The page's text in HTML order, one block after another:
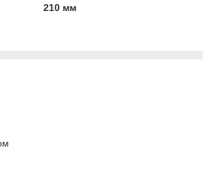
210 мм